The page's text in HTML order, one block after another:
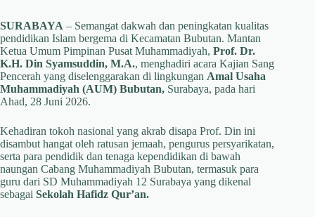
SURABAYA – Semangat dakwah dan peningkatan kualitas
pendidikan Islam bergema di Kecamatan Bubutan. Mantan
Ketua Umum Pimpinan Pusat Muhammadiyah, Prof. Dr.
K.H. Din Syamsuddin, M.A., menghadiri acara Kajian Sang
Pencerah yang diselenggarakan di lingkungan Amal Usaha
Muhammadiyah (AUM) Bubutan, Surabaya, pada hari
Ahad, 28 Juni 2026.
Kehadiran tokoh nasional yang akrab disapa Prof. Din ini
disambut hangat oleh ratusan jemaah, pengurus persyarikatan,
serta para pendidik dan tenaga kependidikan di bawah
naungan Cabang Muhammadiyah Bubutan, termasuk para
guru dari SD Muhammadiyah 12 Surabaya yang dikenal
sebagai Sekolah Hafidz Qur’an.